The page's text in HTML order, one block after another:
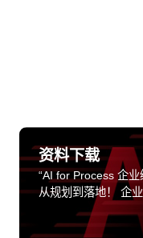
资料下载
“AI for Process 企
从规划到落地！ 企